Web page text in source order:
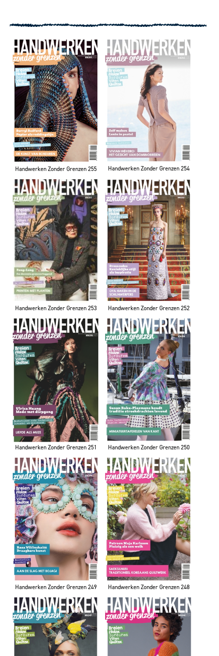
Handwerken Zonder Grenzen 255 Handwerken Zonder Grenzen 254
Handwerken Zonder Grenzen 253 Handwerken Zonder Grenzen 252
Handwerken Zonder Grenzen 251 Handwerken Zonder Grenzen 250
Handwerken Zonder Grenzen 249 Handwerken Zonder Grenzen 248